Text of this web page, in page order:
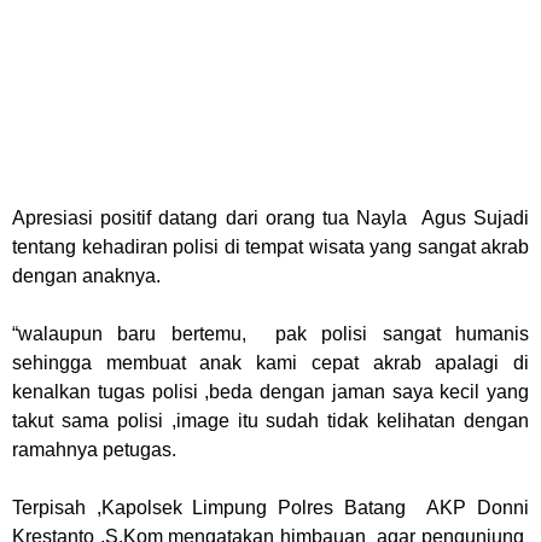
Apresiasi positif datang dari orang tua Nayla
Agus Sujadi
tentang kehadiran polisi di tempat wisata yang sangat akrab
dengan anaknya.
“walaupun baru bertemu,
pak polisi sangat humanis
sehingga membuat anak kami cepat akrab apalagi di
kenalkan tugas polisi ,beda dengan jaman saya kecil yang
takut sama polisi ,image itu sudah tidak kelihatan dengan
ramahnya petugas.
Terpisah ,Kapolsek Limpung Polres Batang
AKP Donni
Krestanto ,S.Kom mengatakan himbauan
agar pengunjung